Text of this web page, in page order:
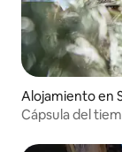
Alojamiento en
Cápsula del